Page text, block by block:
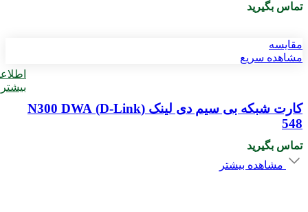
تماس بگیرید
مقایسه
مشاهده سریع
بیشتر
کارت شبکه بی سیم دی لینک (D-Link) N300 DWA
548
تماس بگیرید
مشاهده بیشتر